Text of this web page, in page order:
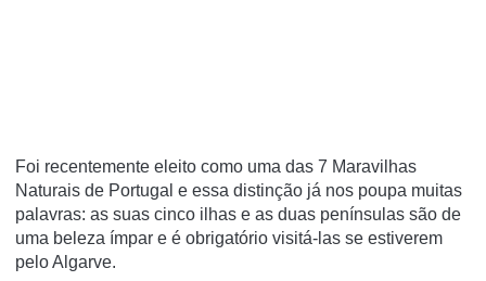
Foi recentemente eleito como uma das 7 Maravilhas
Naturais de Portugal e essa distinção já nos poupa muitas
palavras: as suas cinco ilhas e as duas penínsulas são de
uma beleza ímpar e é obrigatório visitá-las se estiverem
pelo Algarve.